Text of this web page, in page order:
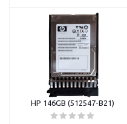
HP 146GB (512547-B21)